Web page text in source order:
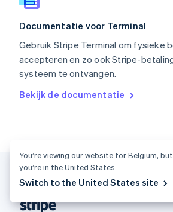
Documentatie voor Terminal
Gebruik Stripe Terminal om fysieke
accepteren en zo ook Stripe-
systeem te ontvangen.
Bekijk de documentatie
Español
ไทยEnglish
Tsjechië
Vasteland van China
简体中文English
English
Zweden
Svenska English
Zwitserland
You’re viewing our website for Belgium,
you’re in the United States.
Switch to the United States site